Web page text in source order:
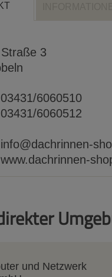
3
03431/6060510
03431/6060512
info@dachrinnen-
www.dachrinnen-
und Netzwerk